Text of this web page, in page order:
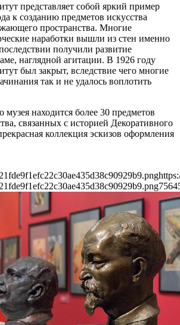
представляет собой яркий пример
к созданию предметов искусства
пространства. Многие
наработки вышли из стен именно
получили развитие
наглядной агитации. В 1926 году
был закрыт, вследствие чего многие
так и не удалось воплотить
музея находится более 30 предметов
связанных с историей Декоративного
коллекция эскизов оформления
756